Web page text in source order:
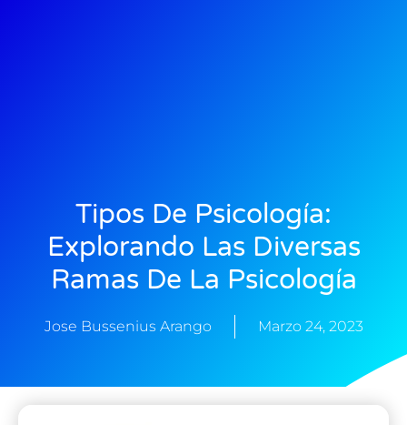
Tipos De Psicología:
Explorando Las Diversas
Ramas De La Psicología
Jose Bussenius Arango Marzo 24, 2023